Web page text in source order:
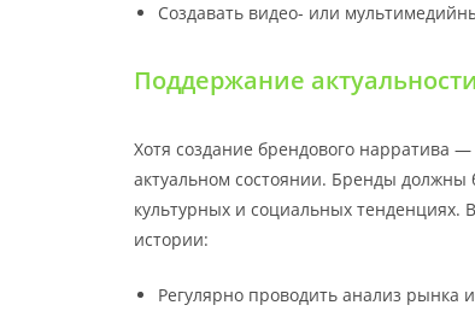
Создавать видео- или
Поддержание
Хотя создание брендового нарратива
актуальном состоянии. Бренды
культурных и социальных тенденциях.
истории:
Регулярно проводить анализ рынка